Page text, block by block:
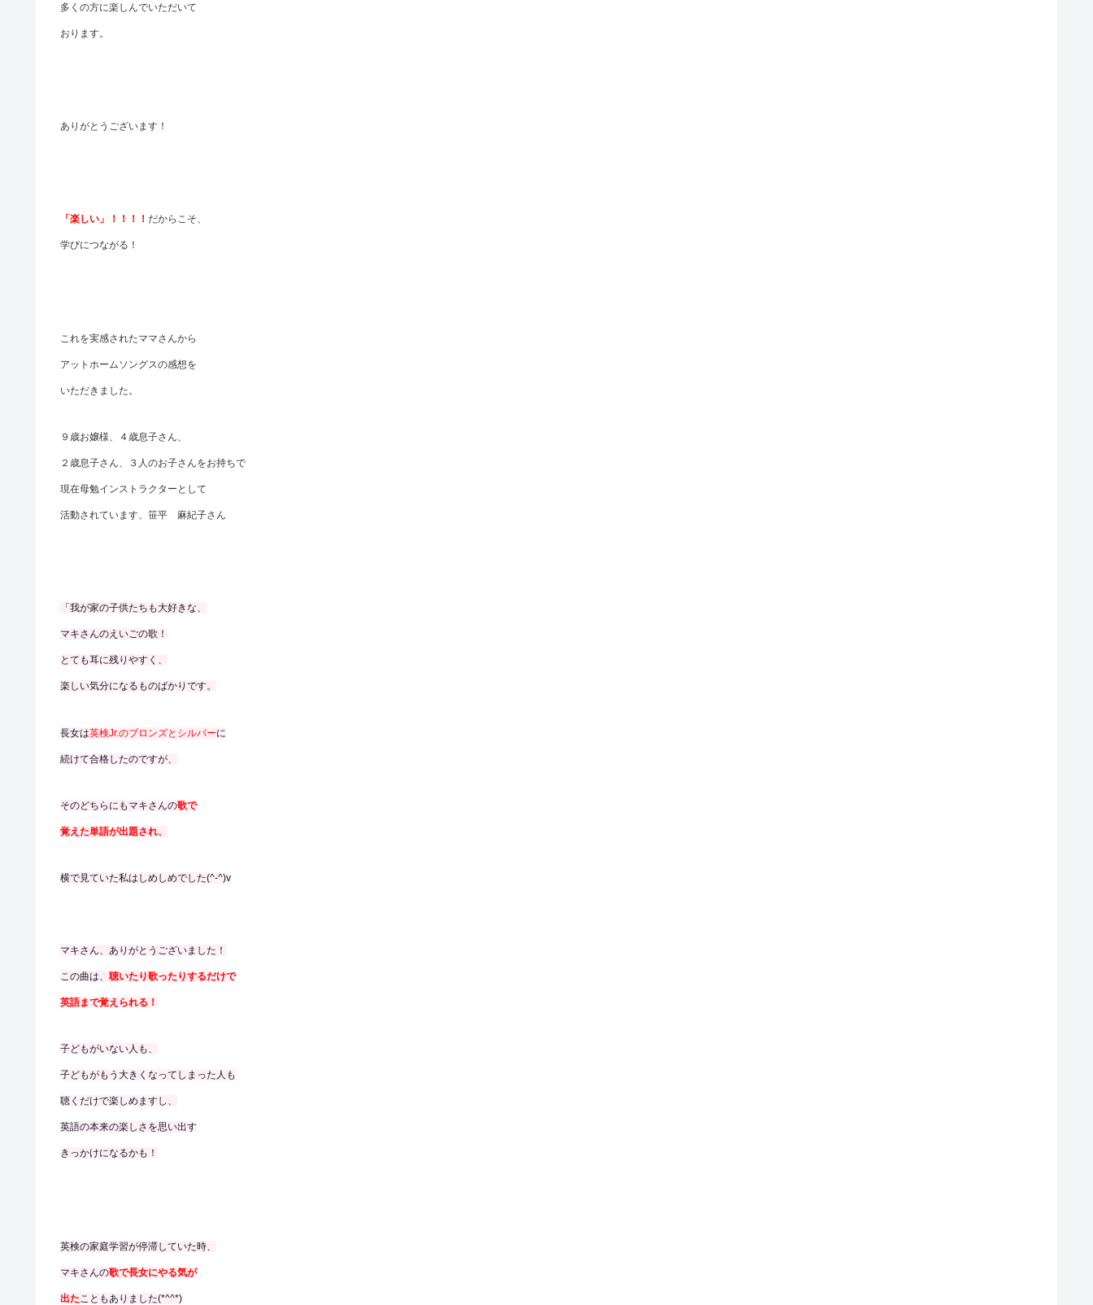
多くの方に楽しんでいただいて
おります。
ありがとうございます！
「楽しい」！！！！ だからこそ、
学びにつながる！
これを実感されたママさんから
アットホームソングスの感想を
いただきました。
９歳お嬢様、４歳息子さん、
２歳息子さん、３人のお子さんをお持ちで
現在母勉インストラクターとして
活動されています、笹平 麻紀子さん
「我が家の子供たちも大好きな、
マキさんのえいごの歌！
とても耳に残りやすく、
楽しい気分になるものばかりです。
長女は英検Jr.のブロンズとシルバーに
続けて合格したのですが、
そのどちらにもマキさんの歌で
覚えた単語が出題され、
横で見ていた私はしめしめでした(^-^)v
マキさん、ありがとうございました！
この曲は、 聴いたり歌ったりするだけで
英語まで覚えられる！
子どもがいない人も、
子どもがもう大きくなってしまった人も
聴くだけで楽しめますし、
英語の本来の楽しさを思い出す
きっかけになるかも！
英検の家庭学習が停滞していた時、
マキさんの歌で長女にやる気が
出た こともありました(*^^*)